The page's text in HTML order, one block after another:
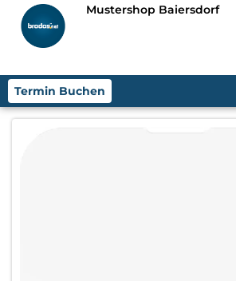
Mustershop Baiersdorf
Termin Buchen